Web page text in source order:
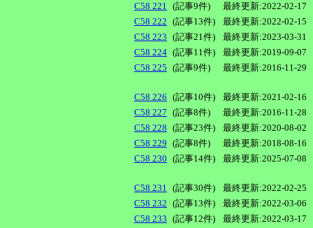
C58 221 (記事9件)
最終更新:2022-02-17
C58 222 (記事13件)
最終更新:2022-02-15
C58 223 (記事21件)
最終更新:2023-03-31
C58 224 (記事11件)
最終更新:2019-09-07
C58 225 (記事9件) 最終更新:2016-11-29
C58 226 (記事10件)
最終更新:2021-02-16
C58 227 (記事8件)
最終更新:2016-11-28
C58 228 (記事23件)
最終更新:2020-08-02
C58 229 (記事8件)
最終更新:2018-08-16
C58 230 (記事14件) 最終更新:2025-07-08
C58 231 (記事30件)
最終更新:2022-02-25
C58 232 (記事13件)
最終更新:2022-03-06
C58 233 (記事12件)
最終更新:2022-03-17